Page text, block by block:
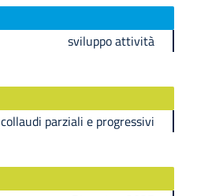
sviluppo attività
collaudi parziali e progressivi